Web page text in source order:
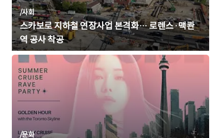
/사회
스카보로 지하철 연장사업 본격화… 로렌스·맥콴
역 공사 착공
/문화